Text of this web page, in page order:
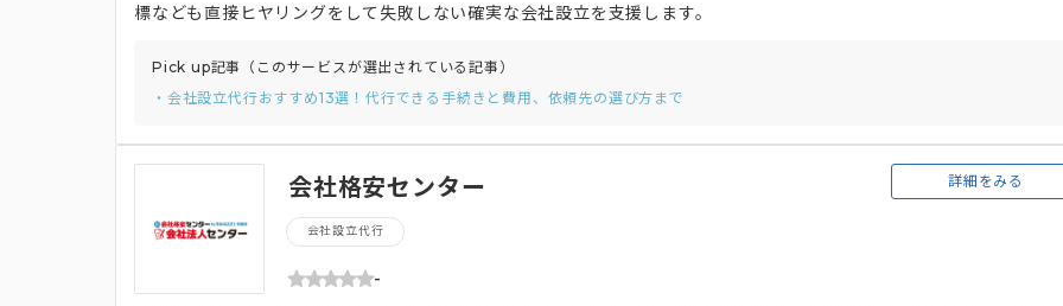
標なども直接ヒヤリングをして失敗しない確実な会社設立を支援します。
Pick up記事（このサービスが選出されている記事）
・会社設立代行おすすめ13選！代行できる手続きと費用、依頼先の選び方まで
会社格安センター
会社設立代行
-
詳細をみる